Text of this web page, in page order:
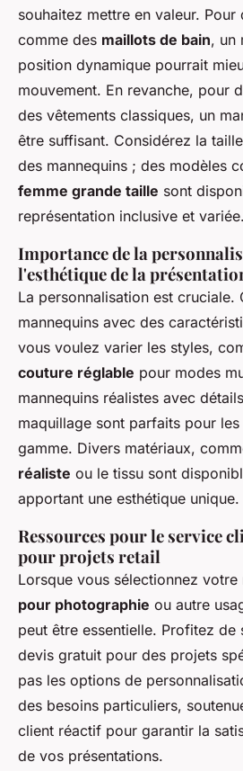
souhaitez mettre en valeur. Pour
comme des maillots de bain, un
position dynamique pourrait
mouvement. En revanche, pour
des vêtements classiques, un
être suffisant. Considérez la
des mannequins ; des modèles
femme grande taille sont
représentation inclusive et variée.
Importance de la
l'esthétique de la
La personnalisation est cruciale.
mannequins avec des
vous voulez varier les styles,
couture réglable pour modes
mannequins réalistes avec
maquillage sont parfaits pour
gamme. Divers matériaux,
réaliste ou le tissu sont
apportant une esthétique unique.
Ressources pour le service
pour projets retail
Lorsque vous sélectionnez votre
pour photographie ou autre
peut être essentielle. Profitez de
devis gratuit pour des projets
pas les options de
des besoins particuliers,
client réactif pour garantir la
de vos présentations.